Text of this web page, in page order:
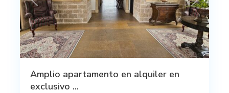
Previous Next
Amplio apartamento en alquiler en
exclusivo ...